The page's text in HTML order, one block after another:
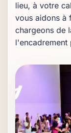
lieu, à votre
vous aidons à
chargeons de
l'encadrement